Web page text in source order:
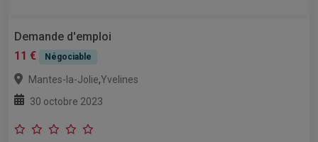
Demande d'emploi
11 €
Négociable
Mantes-la-Jolie,Yvelines
30 octobre 2023